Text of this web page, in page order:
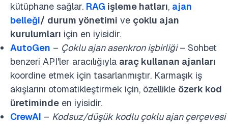
kütüphane sağlar. RAG işleme hatları, ajan
belleği/ durum yönetimi ve çoklu ajan
kurulumları için en iyisidir.
AutoGen – Çoklu ajan asenkron işbirliği– Sohbet
benzeri API'ler aracılığıyla araç kullanan ajanları
koordine etmek için tasarlanmıştır. Karmaşık iş
akışlarını otomatikleştirmek için, özellikle özerk kod
üretiminde en iyisidir.
CrewAI – Kodsuz/düşük kodlu çoklu ajan çerçevesi